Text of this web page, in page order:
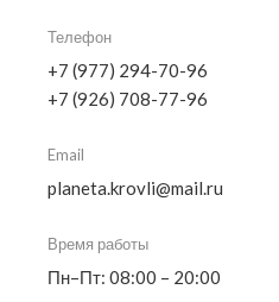
Телефон
+7 (977) 294-70-96
+7 (926) 708-77-96
Email
planeta.krovli@mail.ru
Время работы
Пн–Пт: 08:00 – 20:00